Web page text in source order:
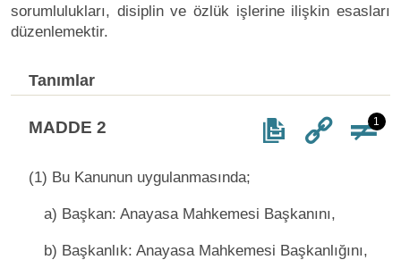
sorumlulukları, disiplin ve özlük işlerine ilişkin esasları
düzenlemektir.
Tanımlar
MADDE 2 1
(1) Bu Kanunun uygulanmasında;
a) Başkan: Anayasa Mahkemesi Başkanını,
b) Başkanlık: Anayasa Mahkemesi Başkanlığını,